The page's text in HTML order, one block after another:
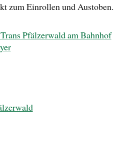
zum Einrollen und Austoben.